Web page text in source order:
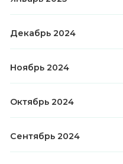
Декабрь 2024
Ноябрь 2024
Октябрь 2024
Сентябрь 2024